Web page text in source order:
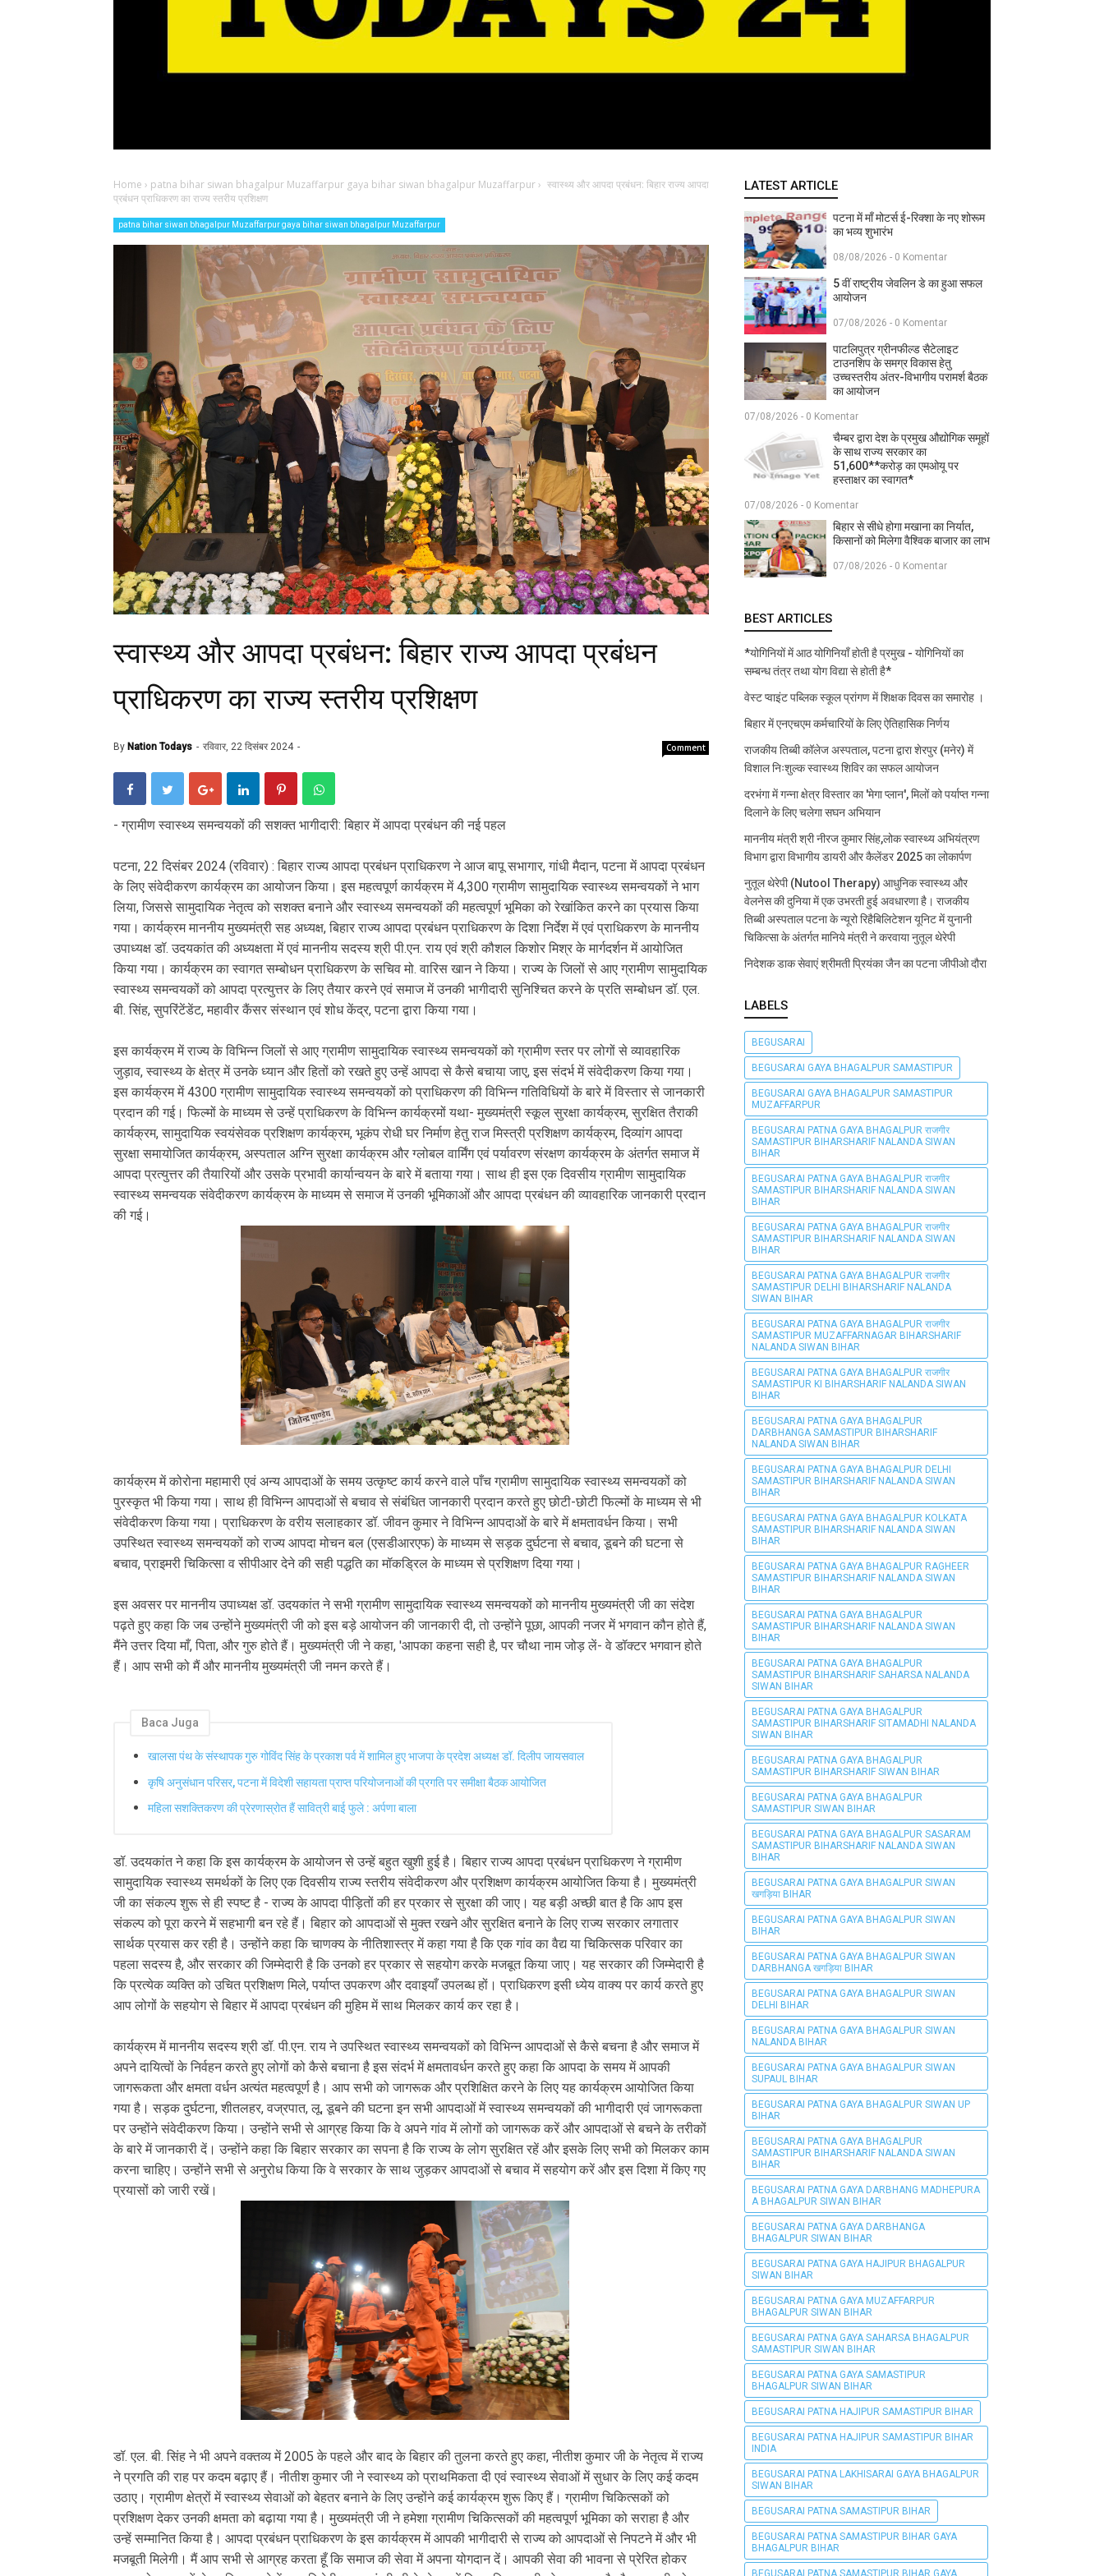
Home › patna bihar siwan bhagalpur Muzaffarpur gaya bihar siwan bhagalpur Muzaffarpur› स्वास्थ्य और आपदा प्रबंधन: बिहार राज्य आपदा
प्रबंधन प्राधिकरण का राज्य स्तरीय प्रशिक्षण
patna bihar siwan bhagalpur Muzaffarpur gaya bihar siwan bhagalpur Muzaffarpur
स्वास्थ्य और आपदा प्रबंधन: बिहार राज्य आपदा प्रबंधन
प्राधिकरण का राज्य स्तरीय प्रशिक्षण
By Nation Todays रविवार, 22 दिसंबर 2024 Comment
- ग्रामीण स्वास्थ्य समन्वयकों की सशक्त भागीदारी: बिहार में आपदा प्रबंधन की नई पहल
पटना, 22 दिसंबर 2024 (रविवार) : बिहार राज्य आपदा प्रबंधन प्राधिकरण ने आज बापू सभागार, गांधी मैदान, पटना में आपदा प्रबंधन
के लिए संवेदीकरण कार्यक्रम का आयोजन किया। इस महत्वपूर्ण कार्यक्रम में 4,300 ग्रामीण सामुदायिक स्वास्थ्य समन्वयकों ने भाग
लिया, जिससे सामुदायिक नेतृत्व को सशक्त बनाने और स्वास्थ्य समन्वयकों की महत्वपूर्ण भूमिका को रेखांकित करने का प्रयास किया
गया। कार्यक्रम माननीय मुख्यमंत्री सह अध्यक्ष, बिहार राज्य आपदा प्रबंधन प्राधिकरण के दिशा निर्देश में एवं प्राधिकरण के माननीय
उपाध्यक्ष डॉ. उदयकांत की अध्यक्षता में एवं माननीय सदस्य श्री पी.एन. राय एवं श्री कौशल किशोर मिश्र के मार्गदर्शन में आयोजित
किया गया। कार्यक्रम का स्वागत सम्बोधन प्राधिकरण के सचिव मो. वारिस खान ने किया। राज्य के जिलों से आए ग्रामीण सामुदायिक
स्वास्थ्य समन्वयकों को आपदा प्रत्युत्तर के लिए तैयार करने एवं समाज में उनकी भागीदारी सुनिश्चित करने के प्रति सम्बोधन डॉ. एल.
बी. सिंह, सुपरिंटेंडेंट, महावीर कैंसर संस्थान एवं शोध केंद्र, पटना द्वारा किया गया।
इस कार्यक्रम में राज्य के विभिन्न जिलों से आए ग्रामीण सामुदायिक स्वास्थ्य समन्वयकों को ग्रामीण स्तर पर लोगों से व्यावहारिक
जुड़ाव, स्वास्थ्य के क्षेत्र में उनके ध्यान और हितों को रखते हुए उन्हें आपदा से कैसे बचाया जाए, इस संदर्भ में संवेदीकरण किया गया।
इस कार्यक्रम में 4300 ग्रामीण सामुदायिक स्वास्थ्य समन्वयकों को प्राधिकरण की विभिन्न गतिविधियों के बारे में विस्तार से जानकारी
प्रदान की गई। फिल्मों के माध्यम से उन्हें प्राधिकरण के विभिन्न कार्यक्रमों यथा- मुख्यमंत्री स्कूल सुरक्षा कार्यक्रम, सुरक्षित तैराकी
कार्यक्रम, सामुदायिक स्वयंसेवक प्रशिक्षण कार्यक्रम, भूकंप रोधी घर निर्माण हेतु राज मिस्त्री प्रशिक्षण कार्यक्रम, दिव्यांग आपदा
सुरक्षा समायोजित कार्यक्रम, अस्पताल अग्नि सुरक्षा कार्यक्रम और ग्लोबल वार्मिंग एवं पर्यावरण संरक्षण कार्यक्रम के अंतर्गत समाज में
आपदा प्रत्युत्तर की तैयारियों और उसके प्रभावी कार्यान्वयन के बारे में बताया गया। साथ ही इस एक दिवसीय ग्रामीण सामुदायिक
स्वास्थ्य समन्वयक संवेदीकरण कार्यक्रम के माध्यम से समाज में उनकी भूमिकाओं और आपदा प्रबंधन की व्यावहारिक जानकारी प्रदान
की गई।
कार्यक्रम में कोरोना महामारी एवं अन्य आपदाओं के समय उत्कृष्ट कार्य करने वाले पाँच ग्रामीण सामुदायिक स्वास्थ्य समन्वयकों को
पुरस्कृत भी किया गया। साथ ही विभिन्न आपदाओं से बचाव से संबंधित जानकारी प्रदान करते हुए छोटी-छोटी फिल्मों के माध्यम से भी
संवेदीकरण किया गया। प्राधिकरण के वरीय सलाहकार डॉ. जीवन कुमार ने विभिन्न आपदाओं के बारे में क्षमतावर्धन किया। सभी
उपस्थित स्वास्थ्य समन्वयकों को राज्य आपदा मोचन बल (एसडीआरएफ) के माध्यम से सड़क दुर्घटना से बचाव, डूबने की घटना से
बचाव, प्राइमरी चिकित्सा व सीपीआर देने की सही पद्धति का मॉकड्रिल के माध्यम से प्रशिक्षण दिया गया।
इस अवसर पर माननीय उपाध्यक्ष डॉ. उदयकांत ने सभी ग्रामीण सामुदायिक स्वास्थ्य समन्वयकों को माननीय मुख्यमंत्री जी का संदेश
पढ़ते हुए कहा कि जब उन्होंने मुख्यमंत्री जी को इस बड़े आयोजन की जानकारी दी, तो उन्होंने पूछा, आपकी नजर में भगवान कौन होते हैं,
मैंने उत्तर दिया माँ, पिता, और गुरु होते हैं। मुख्यमंत्री जी ने कहा, 'आपका कहना सही है, पर चौथा नाम जोड़ लें- वे डॉक्टर भगवान होते
हैं। आप सभी को मैं और माननीय मुख्यमंत्री जी नमन करते हैं।
Baca Juga
खालसा पंथ के संस्थापक गुरु गोविंद सिंह के प्रकाश पर्व में शामिल हुए भाजपा के प्रदेश अध्यक्ष डॉ. दिलीप जायसवाल
कृषि अनुसंधान परिसर, पटना में विदेशी सहायता प्राप्त परियोजनाओं की प्रगति पर समीक्षा बैठक आयोजित
महिला सशक्तिकरण की प्रेरणास्रोत हैं सावित्री बाई फुले : अर्पणा बाला
डॉ. उदयकांत ने कहा कि इस कार्यक्रम के आयोजन से उन्हें बहुत खुशी हुई है। बिहार राज्य आपदा प्रबंधन प्राधिकरण ने ग्रामीण
सामुदायिक स्वास्थ्य समर्थकों के लिए एक दिवसीय राज्य स्तरीय संवेदीकरण और प्रशिक्षण कार्यक्रम आयोजित किया है। मुख्यमंत्री
जी का संकल्प शुरू से ही स्पष्ट है - राज्य के आपदा पीड़ितों की हर प्रकार से सुरक्षा की जाए। यह बड़ी अच्छी बात है कि आप इस
संकल्प को पूरा करने में सहभागी बन रहे हैं। बिहार को आपदाओं से मुक्त रखने और सुरक्षित बनाने के लिए राज्य सरकार लगातार
सार्थक प्रयास कर रही है। उन्होंने कहा कि चाणक्य के नीतिशास्त्र में कहा गया है कि एक गांव का वैद्य या चिकित्सक परिवार का
पहला सदस्य है, और सरकार की जिम्मेदारी है कि उनको हर प्रकार से सहयोग करके मजबूत किया जाए। यह सरकार की जिम्मेदारी है
कि प्रत्येक व्यक्ति को उचित प्रशिक्षण मिले, पर्याप्त उपकरण और दवाइयाँ उपलब्ध हों। प्राधिकरण इसी ध्येय वाक्य पर कार्य करते हुए
आप लोगों के सहयोग से बिहार में आपदा प्रबंधन की मुहिम में साथ मिलकर कार्य कर रहा है।
कार्यक्रम में माननीय सदस्य श्री डॉ. पी.एन. राय ने उपस्थित स्वास्थ्य समन्वयकों को विभिन्न आपदाओं से कैसे बचना है और समाज में
अपने दायित्वों के निर्वहन करते हुए लोगों को कैसे बचाना है इस संदर्भ में क्षमतावर्धन करते हुए कहा कि आपदा के समय में आपकी
जागरूकता और क्षमता वर्धन अत्यंत महत्वपूर्ण है। आप सभी को जागरूक और प्रशिक्षित करने के लिए यह कार्यक्रम आयोजित किया
गया है। सड़क दुर्घटना, शीतलहर, वज्रपात, लू, डूबने की घटना इन सभी आपदाओं में स्वास्थ्य समन्वयकों की भागीदारी एवं जागरूकता
पर उन्होंने संवेदीकरण किया। उन्होंने सभी से आग्रह किया कि वे अपने गांव में लोगों को जागरूक करें और आपदाओं से बचने के तरीकों
के बारे में जानकारी दें। उन्होंने कहा कि बिहार सरकार का सपना है कि राज्य के लोग सुरक्षित रहें और इसके लिए सभी को मिलकर काम
करना चाहिए। उन्होंने सभी से अनुरोध किया कि वे सरकार के साथ जुड़कर आपदाओं से बचाव में सहयोग करें और इस दिशा में किए गए
प्रयासों को जारी रखें।
डॉ. एल. बी. सिंह ने भी अपने वक्तव्य में 2005 के पहले और बाद के बिहार की तुलना करते हुए कहा, नीतीश कुमार जी के नेतृत्व में राज्य
ने प्रगति की राह पर कदम बढ़ाए हैं। नीतीश कुमार जी ने स्वास्थ्य को प्राथमिकता दी एवं स्वास्थ्य सेवाओं में सुधार के लिए कई कदम
उठाए। ग्रामीण क्षेत्रों में स्वास्थ्य सेवाओं को बेहतर बनाने के लिए उन्होंने कई कार्यक्रम शुरू किए हैं। ग्रामीण चिकित्सकों को
प्रशिक्षण देकर उनकी क्षमता को बढ़ाया गया है। मुख्यमंत्री जी ने हमेशा ग्रामीण चिकित्सकों की महत्वपूर्ण भूमिका को सराहा है और
उन्हें सम्मानित किया है। आपदा प्रबंधन प्राधिकरण के इस कार्यक्रम में आपकी भागीदारी से राज्य को आपदाओं से निपटने में और भी
मजबूती मिलेगी। मैं आप सभी से आग्रह करता हूँ कि समाज की सेवा में अपना योगदान दें। आपकी सेवा की भावना से प्रेरित होकर
LATEST ARTICLE
पटना में माँ मोटर्स ई-रिक्शा के नए शोरूम
का भव्य शुभारंभ
08/08/2026 - 0 Komentar
5 वीं राष्ट्रीय जेवलिन डे का हुआ सफल
आयोजन
07/08/2026 - 0 Komentar
पाटलिपुत्र ग्रीनफील्ड सैटेलाइट
टाउनशिप के समग्र विकास हेतु
उच्चस्तरीय अंतर-विभागीय परामर्श बैठक
का आयोजन
07/08/2026 - 0 Komentar
चैम्बर द्वारा देश के प्रमुख औद्योगिक समूहों
के साथ राज्य सरकार का
51,600**करोड़ का एमओयू पर
हस्ताक्षर का स्वागत*
07/08/2026 - 0 Komentar
बिहार से सीधे होगा मखाना का निर्यात,
किसानों को मिलेगा वैश्विक बाजार का लाभ
07/08/2026 - 0 Komentar
BEST ARTICLES
*योगिनियों में आठ योगिनियाँ होती है प्रमुख - योगिनियों का
सम्बन्ध तंत्र तथा योग विद्या से होती है*
वेस्ट प्वाइंट पब्लिक स्कूल प्रांगण में शिक्षक दिवस का समारोह ।
बिहार में एनएचएम कर्मचारियों के लिए ऐतिहासिक निर्णय
राजकीय तिब्बी कॉलेज अस्पताल, पटना द्वारा शेरपुर (मनेर) में
विशाल निःशुल्क स्वास्थ्य शिविर का सफल आयोजन
दरभंगा में गन्ना क्षेत्र विस्तार का 'मेगा प्लान', मिलों को पर्याप्त गन्ना
दिलाने के लिए चलेगा सघन अभियान
माननीय मंत्री श्री नीरज कुमार सिंह,लोक स्वास्थ्य अभियंत्रण
विभाग द्वारा विभागीय डायरी और कैलेंडर 2025 का लोकार्पण
नुतूल थेरेपी (Nutool Therapy) आधुनिक स्वास्थ्य और
वेलनेस की दुनिया में एक उभरती हुई अवधारणा है। राजकीय
तिब्बी अस्पताल पटना के न्यूरो रिहैबिलिटेशन यूनिट में युनानी
चिकित्सा के अंतर्गत मानिये मंत्री ने करवाया नुतूल थेरेपी
निदेशक डाक सेवाएं श्रीमती प्रियंका जैन का पटना जीपीओ दौरा
LABELS
BEGUSARAI
BEGUSARAI GAYA BHAGALPUR SAMASTIPUR
BEGUSARAI GAYA BHAGALPUR SAMASTIPUR
MUZAFFARPUR
BEGUSARAI PATNA GAYA BHAGALPUR राजगीर
SAMASTIPUR BIHARSHARIF NALANDA SIWAN
BIHAR
BEGUSARAI PATNA GAYA BHAGALPUR राजगीर
SAMASTIPUR BIHARSHARIF NALANDA SIWAN
BIHAR
BEGUSARAI PATNA GAYA BHAGALPUR राजगीर
SAMASTIPUR BIHARSHARIF NALANDA SIWAN
BIHAR
BEGUSARAI PATNA GAYA BHAGALPUR राजगीर
SAMASTIPUR DELHI BIHARSHARIF NALANDA
SIWAN BIHAR
BEGUSARAI PATNA GAYA BHAGALPUR राजगीर
SAMASTIPUR MUZAFFARNAGAR BIHARSHARIF
NALANDA SIWAN BIHAR
BEGUSARAI PATNA GAYA BHAGALPUR राजगीर
SAMASTIPUR KI BIHARSHARIF NALANDA SIWAN
BIHAR
BEGUSARAI PATNA GAYA BHAGALPUR
DARBHANGA SAMASTIPUR BIHARSHARIF
NALANDA SIWAN BIHAR
BEGUSARAI PATNA GAYA BHAGALPUR DELHI
SAMASTIPUR BIHARSHARIF NALANDA SIWAN
BIHAR
BEGUSARAI PATNA GAYA BHAGALPUR KOLKATA
SAMASTIPUR BIHARSHARIF NALANDA SIWAN
BIHAR
BEGUSARAI PATNA GAYA BHAGALPUR RAGHEER
SAMASTIPUR BIHARSHARIF NALANDA SIWAN
BIHAR
BEGUSARAI PATNA GAYA BHAGALPUR
SAMASTIPUR BIHARSHARIF NALANDA SIWAN
BIHAR
BEGUSARAI PATNA GAYA BHAGALPUR
SAMASTIPUR BIHARSHARIF SAHARSA NALANDA
SIWAN BIHAR
BEGUSARAI PATNA GAYA BHAGALPUR
SAMASTIPUR BIHARSHARIF SITAMADHI NALANDA
SIWAN BIHAR
BEGUSARAI PATNA GAYA BHAGALPUR
SAMASTIPUR BIHARSHARIF SIWAN BIHAR
BEGUSARAI PATNA GAYA BHAGALPUR
SAMASTIPUR SIWAN BIHAR
BEGUSARAI PATNA GAYA BHAGALPUR SASARAM
SAMASTIPUR BIHARSHARIF NALANDA SIWAN
BIHAR
BEGUSARAI PATNA GAYA BHAGALPUR SIWAN
खगड़िया BIHAR
BEGUSARAI PATNA GAYA BHAGALPUR SIWAN
BIHAR
BEGUSARAI PATNA GAYA BHAGALPUR SIWAN
DARBHANGA खगड़िया BIHAR
BEGUSARAI PATNA GAYA BHAGALPUR SIWAN
DELHI BIHAR
BEGUSARAI PATNA GAYA BHAGALPUR SIWAN
NALANDA BIHAR
BEGUSARAI PATNA GAYA BHAGALPUR SIWAN
SUPAUL BIHAR
BEGUSARAI PATNA GAYA BHAGALPUR SIWAN UP
BIHAR
BEGUSARAI PATNA GAYA BHAGALPUR
SAMASTIPUR BIHARSHARIF NALANDA SIWAN
BIHAR
BEGUSARAI PATNA GAYA DARBHANG MADHEPURA
A BHAGALPUR SIWAN BIHAR
BEGUSARAI PATNA GAYA DARBHANGA
BHAGALPUR SIWAN BIHAR
BEGUSARAI PATNA GAYA HAJIPUR BHAGALPUR
SIWAN BIHAR
BEGUSARAI PATNA GAYA MUZAFFARPUR
BHAGALPUR SIWAN BIHAR
BEGUSARAI PATNA GAYA SAHARSA BHAGALPUR
SAMASTIPUR SIWAN BIHAR
BEGUSARAI PATNA GAYA SAMASTIPUR
BHAGALPUR SIWAN BIHAR
BEGUSARAI PATNA HAJIPUR SAMASTIPUR BIHAR
BEGUSARAI PATNA HAJIPUR SAMASTIPUR BIHAR
INDIA
BEGUSARAI PATNA LAKHISARAI GAYA BHAGALPUR
SIWAN BIHAR
BEGUSARAI PATNA SAMASTIPUR BIHAR
BEGUSARAI PATNA SAMASTIPUR BIHAR GAYA
BHAGALPUR BIHAR
BEGUSARAI PATNA SAMASTIPUR BIHAR GAYA